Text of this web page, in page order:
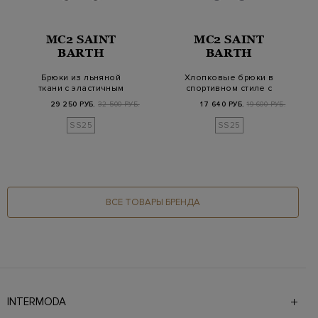
MC2 SAINT
BARTH
Брюки из льняной
ткани с эластичным
29 250 РУБ. 32 500 РУБ.
SS25
MC2 SAINT
BARTH
Хлопковые брюки в
спортивном стиле с
17 640 РУБ. 19 600 РУБ.
SS25
ВСЕ ТОВАРЫ БРЕНДА
INTERMODA